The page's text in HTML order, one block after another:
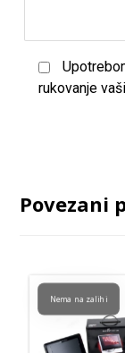
rukovanje
Povezani
Nema na zalihi